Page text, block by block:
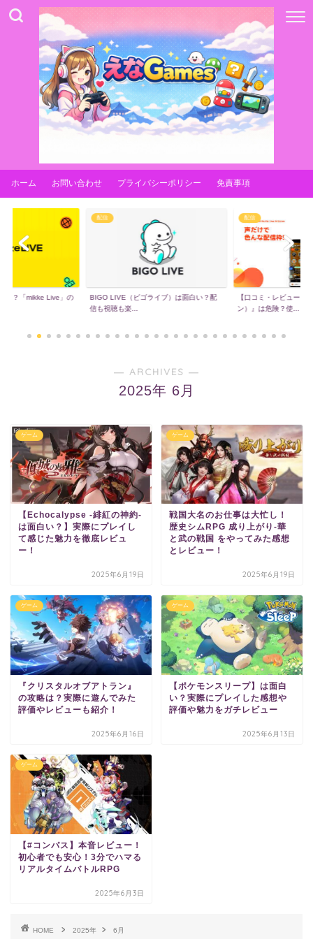
ホーム お問い合わせ プライバシーポリシー 免責事項
る？「mikke Live」の
配信
BIGO LIVE（ビゴライブ）は面白い？配
信も視聴も楽...
配信
【口コミ・レビュー】
ン）』は危険？使...
― ARCHIVES ―
2025年 6月
ゲーム
【Echocalypse -緋紅の神約-
は面白い？】実際にプレイし
て感じた魅力を徹底レビュ
ー！
2025年6月19日
ゲーム
戦国大名のお仕事は大忙し！
歴史シムRPG 成り上がり-華
と武の戦国 をやってみた感想
とレビュー！
2025年6月19日
ゲーム
『クリスタルオブアトラン』
の攻略は？実際に遊んでみた
評価やレビューも紹介！
2025年6月16日
ゲーム
【ポケモンスリープ】は面白
い？実際にプレイした感想や
評価や魅力をガチレビュー
2025年6月13日
ゲーム
【#コンパス】本音レビュー！
初心者でも安心！3分でハマる
リアルタイムバトルRPG
2025年6月3日
HOME 2025年 6月